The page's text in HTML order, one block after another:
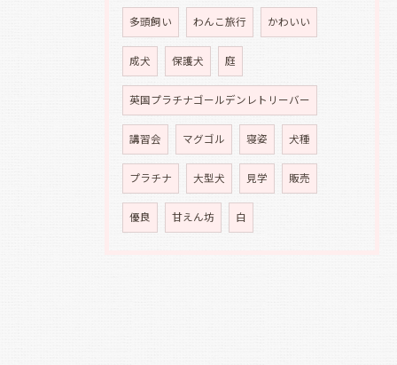
多頭飼い わんこ旅行 かわいい
成犬 保護犬 庭
英国プラチナゴールデンレトリーバー
講習会 マグゴル 寝姿 犬種
プラチナ 大型犬 見学 販売
優良 甘えん坊 白